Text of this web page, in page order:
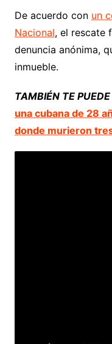
De acuerdo con un
Nacional, el rescate
denuncia anónima,
inmueble.
TAMBIÉN TE
una cubana de 28
donde murieron